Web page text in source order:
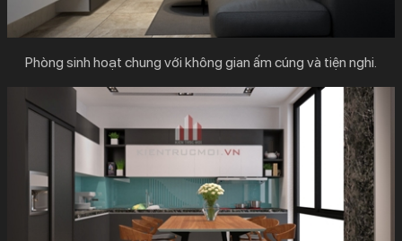
Phòng sinh hoạt chung với không gian ấm cúng và tiện nghi.